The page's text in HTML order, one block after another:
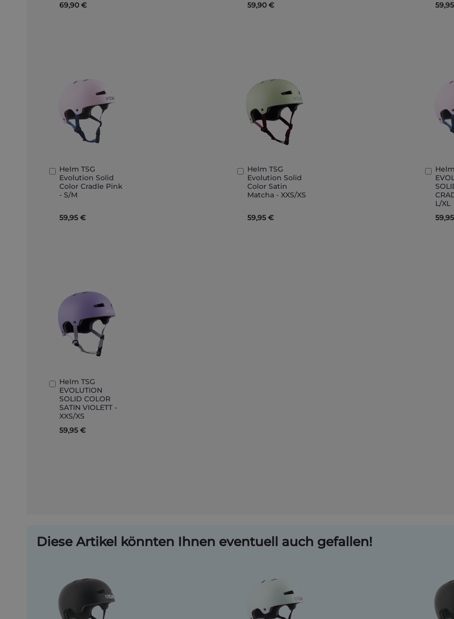
69,90 € 59,90 €
Helm TSG
Evolution Solid
Color Cradle Pink
- S/M
59,95 €
In
den
Warenkorb
Helm TSG
Evolution Solid
Color Satin
Matcha - XXS/XS
59,95 €
In
den
Warenkorb
L/XL
In
den
Helm TSG
EVOLUTION
SOLID COLOR
SATIN VIOLETT -
XXS/XS
59,95 €
In
den
Warenkorb
Diese Artikel könnten Ihnen eventuell auch gefallen!